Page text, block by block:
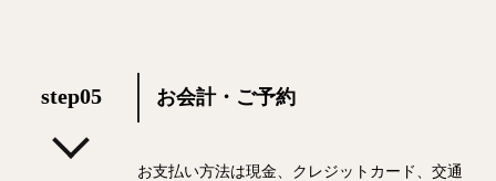
step05 お会計・ご予約
お支払い方法は現金、クレジットカード、交通